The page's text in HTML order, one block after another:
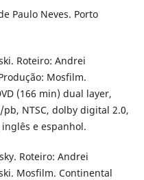
Paulo Neves. Porto
Roteiro: Andrei
Mosfilm.
(166 min) dual layer,
NTSC, dolby digital 2.0,
e espanhol.
Roteiro: Andrei
Mosfilm. Continental